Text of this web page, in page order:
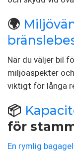
🌍
När du väljer bil
miljöaspekter
viktigt för långa
📦
för
En rymlig